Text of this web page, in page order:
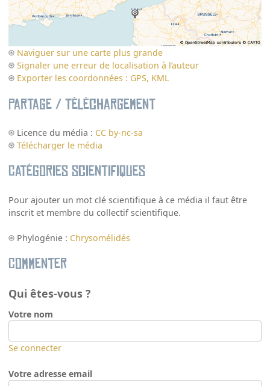
Naviguer sur une carte plus grande
Signaler une erreur de localisation à l’auteur
Exporter les coordonnées : GPS, KML
Partage / Téléchargement
Licence du média : CC by-nc-sa
Télécharger le média
Catégories scientifiques
Pour ajouter un mot clé scientifique à ce média il faut être
inscrit et membre du collectif scientifique.
Phylogénie : Chrysomélidés
Commenter
Qui êtes-vous ?
Votre nom
Se connecter
Votre adresse email